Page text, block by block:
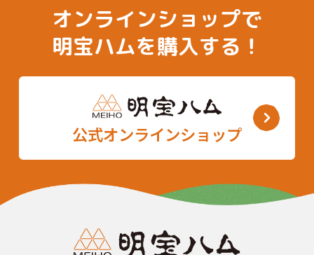
オンラインショップで
明宝ハムを購入する！
公式オンラインショップ